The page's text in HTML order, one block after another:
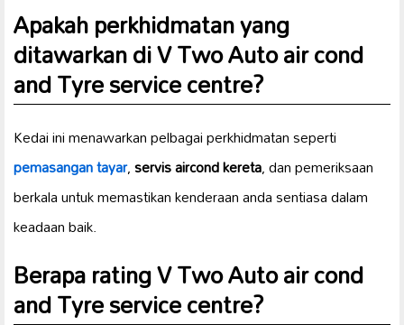
Apakah perkhidmatan yang
ditawarkan di V Two Auto air cond
and Tyre service centre?
Kedai ini menawarkan pelbagai perkhidmatan seperti
pemasangan tayar,servis aircond kereta, dan pemeriksaan
berkala untuk memastikan kenderaan anda sentiasa dalam
keadaan baik.
Berapa rating V Two Auto air cond
and Tyre service centre?